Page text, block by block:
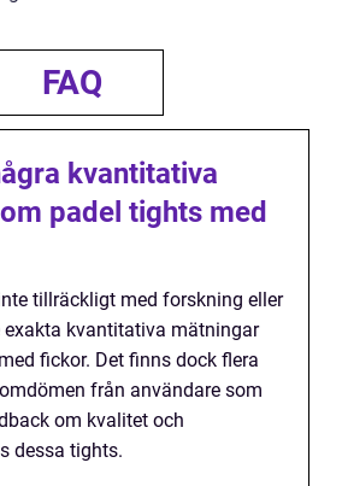
FAQ
kvantitativa
padel tights med
tillräckligt med forskning eller
kvantitativa mätningar
fickor. Det finns dock flera
från användare som
om kvalitet och
dessa tights.